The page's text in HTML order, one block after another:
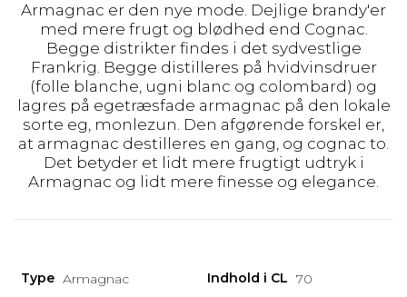
Armagnac er den nye mode. Dejlige brandy'er
med mere frugt og blødhed end Cognac.
Begge distrikter findes i det sydvestlige
Frankrig. Begge distilleres på hvidvinsdruer
(folle blanche, ugni blanc og colombard) og
lagres på egetræsfade armagnac på den lokale
sorte eg, monlezun. Den afgørende forskel er,
at armagnac destilleres en gang, og cognac to.
Det betyder et lidt mere frugtigt udtryk i
Armagnac og lidt mere finesse og elegance.
Type Armagnac Indhold i CL 70